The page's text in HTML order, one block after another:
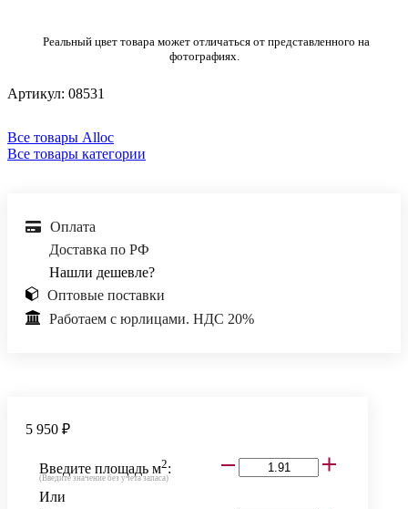
Реальный цвет товара может отличаться от представленного на
фотографиях.
Артикул: 08531
Все товары Alloc
Все товары категории
Оплата
Доставка по РФ
Нашли дешевле?
Оптовые поставки
Работаем с юрлицами. НДС 20%
5 950 ₽
Введите площадь м2:
(Введите значение без учета запаса)
Или